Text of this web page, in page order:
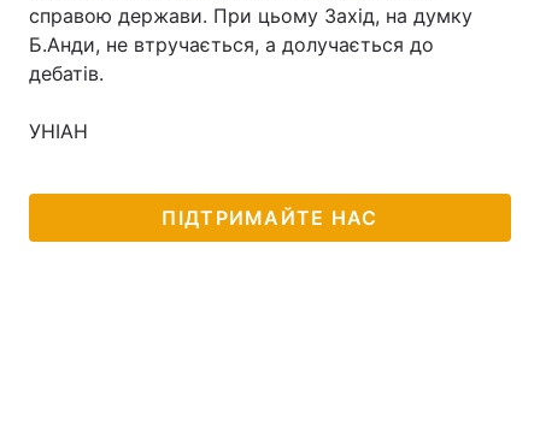
справою держави. При цьому Захід, на думку
Б.Анди, не втручається, а долучається до
дебатів.
УНІАН
ПІДТРИМАЙТЕ НАС